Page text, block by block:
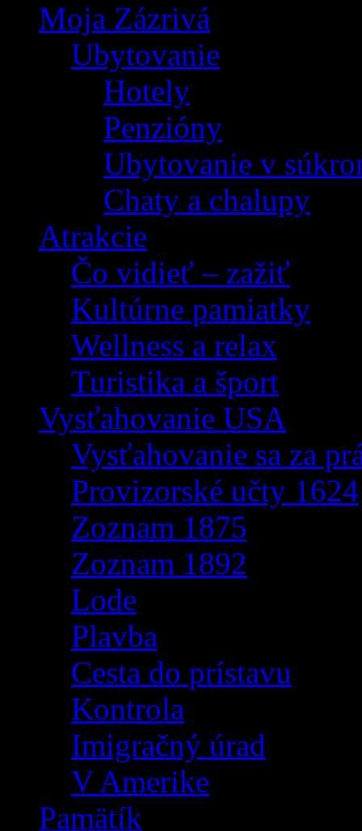
Moja Zázrivá
Ubytovanie
Hotely
Penzióny
Ubytovanie v
Chaty a chalupy
Atrakcie
Čo vidieť – zažiť
Kultúrne pamiatky
Wellness a relax
Turistika a šport
Vysťahovanie USA
Vysťahovanie sa za
Provizorské učty 1624
Zoznam 1875
Zoznam 1892
Lode
Plavba
Cesta do prístavu
Kontrola
Imigračný úrad
V Amerike
Pamätík